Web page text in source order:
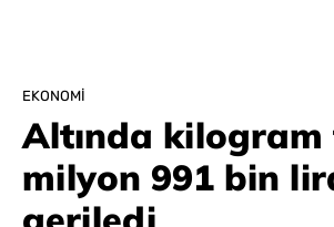
EKONOMI
Altında kilogram
milyon 991 bin